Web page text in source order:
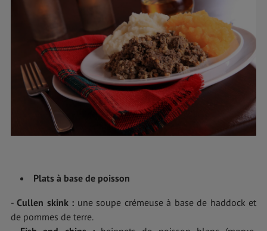
Plats à base de poisson
-Cullen skink : une soupe crémeuse à base de haddock et
de pommes de terre.